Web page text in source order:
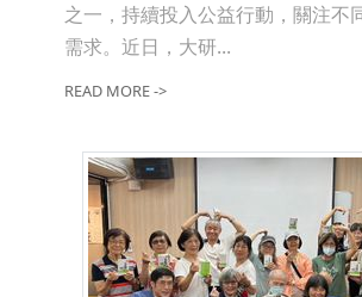
之一，持續投入公益行動，關注不
需求。近日，大研...
READ MORE ->